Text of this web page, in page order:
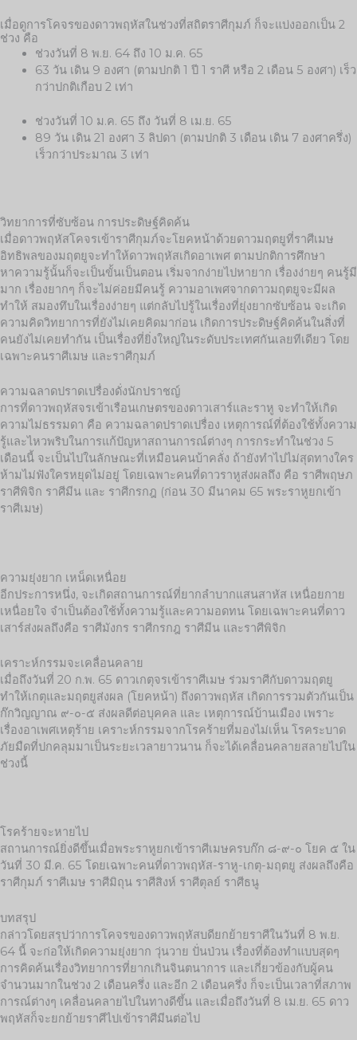
เมื่อดูการโคจรของดาวพฤหัสในช่วงที่สถิตราศีกุมภ์ ก็จะแบ่งออกเป็น 2
ช่วง คือ
ช่วงวันที่ 8 พ.ย. 64 ถึง 10 ม.ค. 65
63 วัน เดิน 9 องศา (ตามปกติ 1 ปี 1 ราศี หรือ 2 เดือน 5 องศา) เร็ว
กว่าปกติเกือบ 2 เท่า
ช่วงวันที่ 10 ม.ค. 65 ถึง วันที่ 8 เม.ย. 65
89 วัน เดิน 21 องศา 3 ลิปดา (ตามปกติ 3 เดือน เดิน 7 องศาครึ่ง)
เร็วกว่าประมาณ 3 เท่า
วิทยาการที่ซับซ้อน การประดิษฐ์คิดค้น
เมื่อดาวพฤหัสโคจรเข้าราศีกุมภ์จะโยคหน้าด้วยดาวมฤตยูที่ราศีเมษ
อิทธิพลของมฤตยูจะทำให้ดาวพฤหัสเกิดอาเพศ ตามปกติการศึกษา
หาความรู้นั้นก็จะเป็นขั้นเป็นตอน เริ่มจากง่ายไปหายาก เรื่องง่ายๆ คนรู้มี
มาก เรื่องยากๆ ก็จะไม่ค่อยมีคนรู้ ความอาเพศจากดาวมฤตยูจะมีผล
ทำให้ สมองทึบในเรื่องง่ายๆ แต่กลับไปรู้ในเรื่องที่ยุ่งยากซับซ้อน จะเกิด
ความคิดวิทยาการที่ยังไม่เคยคิดมาก่อน เกิดการประดิษฐ์คิดค้นในสิ่งที่
คนยังไม่เคยทำกัน เป็นเรื่องที่ยิ่งใหญ่ในระดับประเทศกันเลยทีเดียว โดย
เฉพาะคนราศีเมษ และราศีกุมภ์
ความฉลาดปราดเปรื่องดั่งนักปราชญ์
การที่ดาวพฤหัสจรเข้าเรือนเกษตรของดาวเสาร์และราหู จะทำให้เกิด
ความไม่ธรรมดา คือ ความฉลาดปราดเปรื่อง เหตุการณ์ที่ต้องใช้ทั้งความ
รู้และไหวพริบในการแก้ปัญหาสถานการณ์ต่างๆ การกระทำในช่วง 5
เดือนนี้ จะเป็นไปในลักษณะที่เหมือนคนบ้าคลั่ง ถ้ายังทำไปไม่สุดทางใคร
ห้ามไม่ฟังใครหยุดไม่อยู่ โดยเฉพาะคนที่ดาวราหูส่งผลถึง คือ ราศีพฤษภ
ราศีพิจิก ราศีมีน และ ราศีกรกฎ (ก่อน 30 มีนาคม 65 พระราหูยกเข้า
ราศีเมษ)
ความยุ่งยาก เหน็ดเหนื่อย
อีกประการหนึ่ง, จะเกิดสถานการณ์ที่ยากลำบากแสนสาหัส เหนื่อยกาย
เหนื่อยใจ จำเป็นต้องใช้ทั้งความรู้และความอดทน โดยเฉพาะคนที่ดาว
เสาร์ส่งผลถึงคือ ราศีมังกร ราศีกรกฎ ราศีมีน และราศีพิจิก
เคราะห์กรรมจะเคลื่อนคลาย
เมื่อถึงวันที่ 20 ก.พ. 65 ดาวเกตุจรเข้าราศีเมษ ร่วมราศีกับดาวมฤตยู
ทำให้เกตุและมฤตยูส่งผล (โยคหน้า) ถึงดาวพฤหัส เกิดการรวมตัวกันเป็น
ก๊กวิญญาณ ๙-๐-๕ ส่งผลดีต่อบุคคล และ เหตุการณ์บ้านเมือง เพราะ
เรื่องอาเพศเหตุร้าย เคราะห์กรรมจากโรคร้ายที่มองไม่เห็น โรคระบาด
ภัยมืดที่ปกคลุมมาเป็นระยะเวลายาวนาน ก็จะได้เคลื่อนคลายสลายไปใน
ช่วงนี้
โรคร้ายจะหายไป
สถานการณ์ยิ่งดีขึ้นเมื่อพระราหูยกเข้าราศีเมษครบก๊ก ๘-๙-๐ โยค ๕ ใน
วันที่ 30 มี.ค. 65 โดยเฉพาะคนที่ดาวพฤหัส-ราหู-เกตุ-มฤตยู ส่งผลถึงคือ
ราศีกุมภ์ ราศีเมษ ราศีมิถุน ราศีสิงห์ ราศีตุลย์ ราศีธนู
บทสรุป
กล่าวโดยสรุปว่าการโคจรของดาวพฤหัสบดียกย้ายราศีในวันที่ 8 พ.ย.
64 นี้ จะก่อให้เกิดความยุ่งยาก วุ่นวาย ปั่นป่วน เรื่องที่ต้องทำแบบสุดๆ
การคิดค้นเรื่องวิทยาการที่ยากเกินจินตนาการ และเกี่ยวข้องกับผู้คน
จำนวนมากในช่วง 2 เดือนครึ่ง และอีก 2 เดือนครึ่ง ก็จะเป็นเวลาที่สภาพ
การณ์ต่างๆ เคลื่อนคลายไปในทางดีขึ้น และเมื่อถึงวันที่ 8 เม.ย. 65 ดาว
พฤหัสก็จะยกย้ายราศีไปเข้าราศีมีนต่อไป